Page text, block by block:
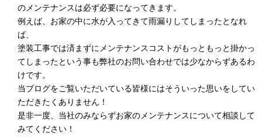
のメンテナンスは必ず必要になってきます。
例えば、お家の中に水が入ってきて雨漏りしてしまったとなれ
ば、
塗装工事では済まずにメンテナンスコストがもっともっと掛かっ
てしまったという事も弊社のお問い合わせでは少なからずあるわ
けです。
当ブログをご覧いただいている皆様にはそういった思いをしてい
ただきたくありません！
是非一度、当社のみならずお家のメンテナンスについて相談して
みてください！